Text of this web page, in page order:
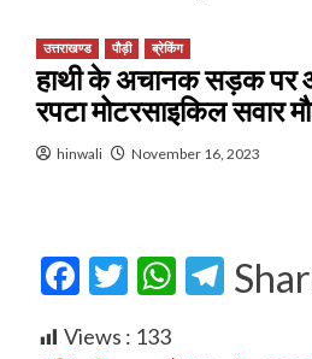
उत्तराखण्ड पौड़ी ब्रेकिंग
हाथी के अचानक सड़क पर
रपटा मोटरसाइकिल सवार
hinwali November 16, 2023
Facebook
Twitter
Views : 133